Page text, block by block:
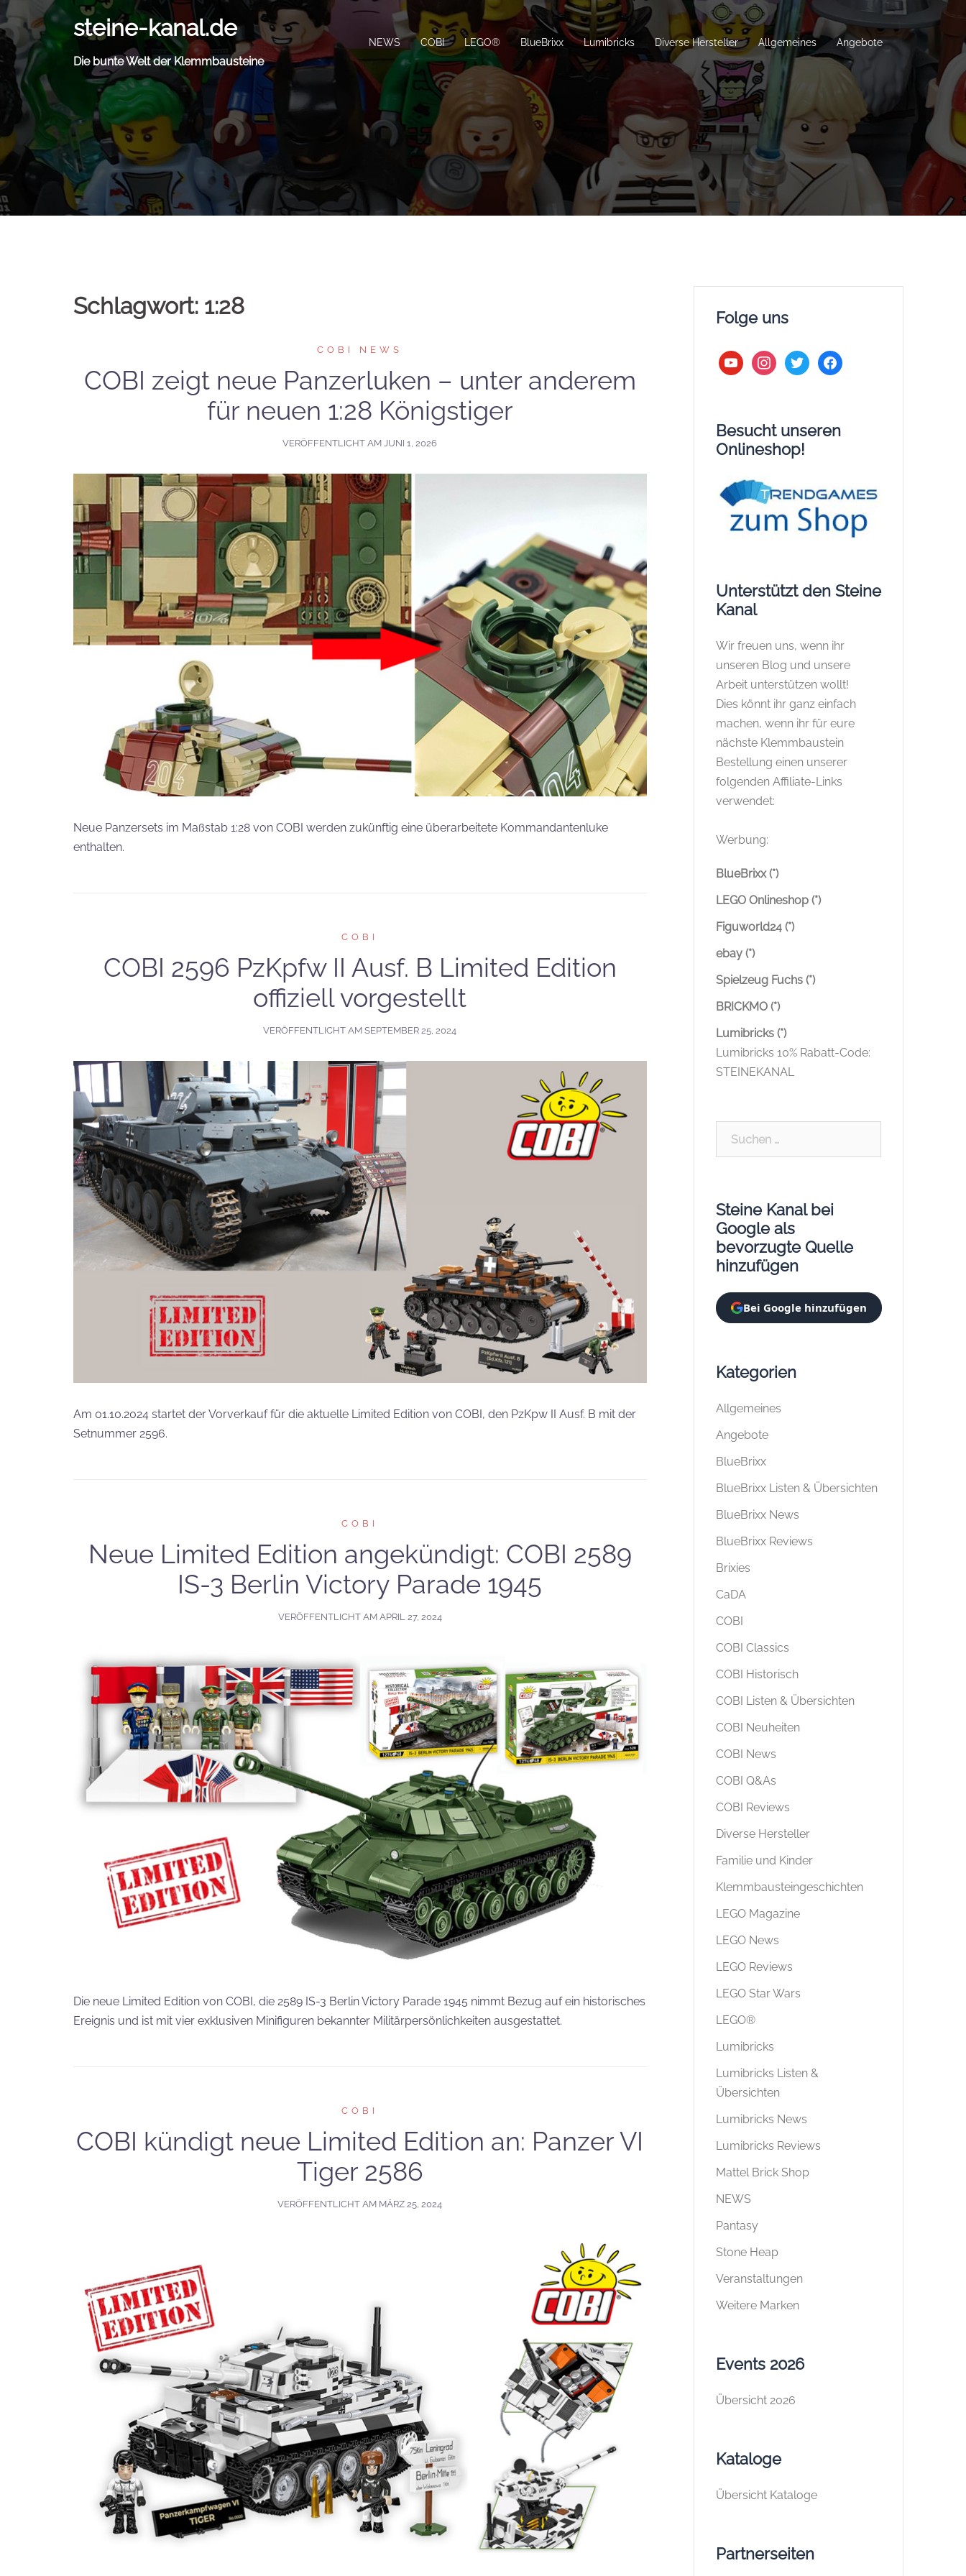
Zum
Inhalt
springen
steine-kanal.de
Die bunte Welt der Klemmbausteine
NEWS COBI LEGO® BlueBrixx Lumibricks Diverse Hersteller Allgemeines Angebote
Schlagwort: 1:28
COBI NEWS
COBI zeigt neue Panzerluken – unter anderem
für neuen 1:28 Königstiger
VERÖFFENTLICHT AMJUNI 1, 2026
Neue Panzersets im Maßstab 1:28 von COBI werden zukünftig eine überarbeitete Kommandantenluke
enthalten.
COBI
COBI 2596 PzKpfw II Ausf. B Limited Edition
offiziell vorgestellt
VERÖFFENTLICHT AMSEPTEMBER 25, 2024
Am 01.10.2024 startet der Vorverkauf für die aktuelle Limited Edition von COBI, den PzKpw II Ausf. B mit der
Setnummer 2596.
COBI
Neue Limited Edition angekündigt: COBI 2589
IS-3 Berlin Victory Parade 1945
VERÖFFENTLICHT AM APRIL 27, 2024
Die neue Limited Edition von COBI, die 2589 IS-3 Berlin Victory Parade 1945 nimmt Bezug auf ein historisches
Ereignis und ist mit vier exklusiven Minifiguren bekannter Militärpersönlichkeiten ausgestattet.
COBI
COBI kündigt neue Limited Edition an: Panzer VI
Tiger 2586
VERÖFFENTLICHT AM MÄRZ 25, 2024
Folge uns
youtubeinstagram
twitter facebook
Besucht unseren
Onlineshop!
Unterstützt den Steine
Kanal
Wir freuen uns, wenn ihr
unseren Blog und unsere
Arbeit unterstützen wollt!
Dies könnt ihr ganz einfach
machen, wenn ihr für eure
nächste Klemmbaustein
Bestellung einen unserer
folgenden Affiliate-Links
verwendet:
Werbung:
BlueBrixx (*)
LEGO Onlineshop (*)
Figuworld24 (*)
ebay (*)
Spielzeug Fuchs (*)
BRICKMO (*)
Lumibricks (*)
Lumibricks 10% Rabatt-Code:
STEINEKANAL
Steine Kanal bei
Google als
bevorzugte Quelle
hinzufügen
Bei Google hinzufügen
Kategorien
Allgemeines
Angebote
BlueBrixx
BlueBrixx Listen & Übersichten
BlueBrixx News
BlueBrixx Reviews
Brixies
CaDA
COBI
COBI Classics
COBI Historisch
COBI Listen & Übersichten
COBI Neuheiten
COBI News
COBI Q&As
COBI Reviews
Diverse Hersteller
Familie und Kinder
Klemmbausteingeschichten
LEGO Magazine
LEGO News
LEGO Reviews
LEGO Star Wars
LEGO®
Lumibricks
Lumibricks Listen &
Übersichten
Lumibricks News
Lumibricks Reviews
Mattel Brick Shop
NEWS
Pantasy
Stone Heap
Veranstaltungen
Weitere Marken
Events 2026
Übersicht 2026
Kataloge
Übersicht Kataloge
Partnerseiten